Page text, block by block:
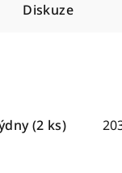
Diskuze
(2 ks)